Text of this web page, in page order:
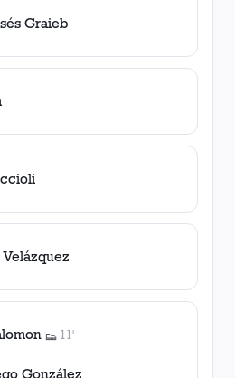
Graieb
👟
1asistencia
11'
González